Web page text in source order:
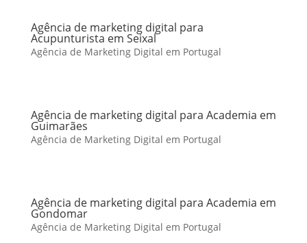
Agência de marketing digital para
Acupunturista em Seixal
Agência de Marketing Digital em Portugal
Agência de marketing digital para Academia em
Guimarães
Agência de Marketing Digital em Portugal
Agência de marketing digital para Academia em
Gondomar
Agência de Marketing Digital em Portugal